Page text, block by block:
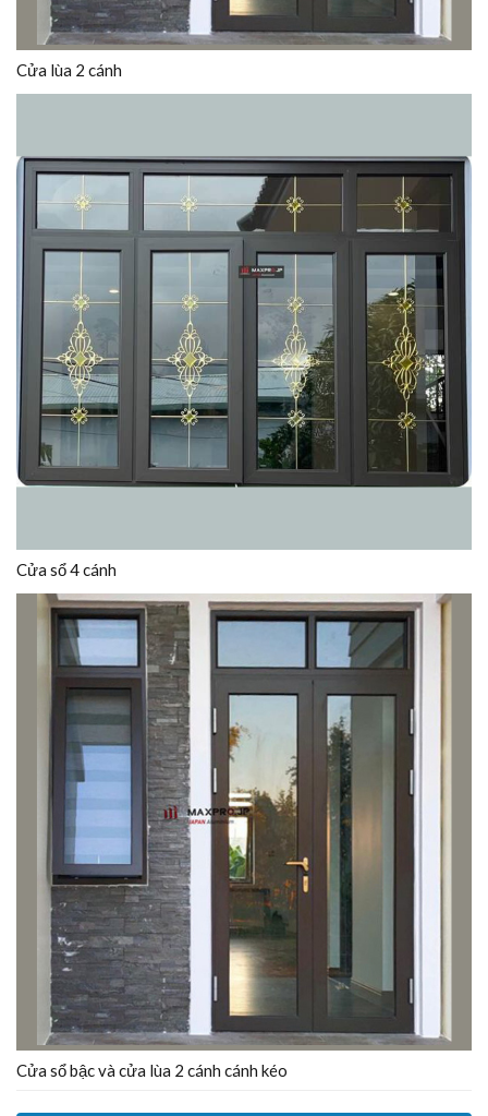
Cửa lùa 2 cánh
Cửa sổ 4 cánh
Cửa sổ bậc và cửa lùa 2 cánh cánh kéo